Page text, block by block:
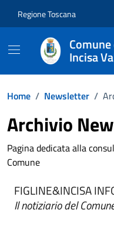
Regione Toscana
Incisa
Home / Newsletter /
Archivio
Pagina dedicata alla
Comune
FIGLINE&INCISA
Il notiziario del